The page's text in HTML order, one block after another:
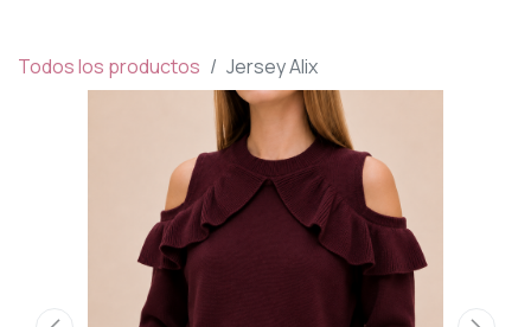
Todos los productos Jersey Alix